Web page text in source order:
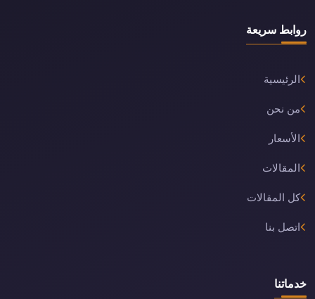
روابط سريعة
الرئيسية
من نحن
الأسعار
المقالات
كل المقالات
اتصل بنا
خدماتنا